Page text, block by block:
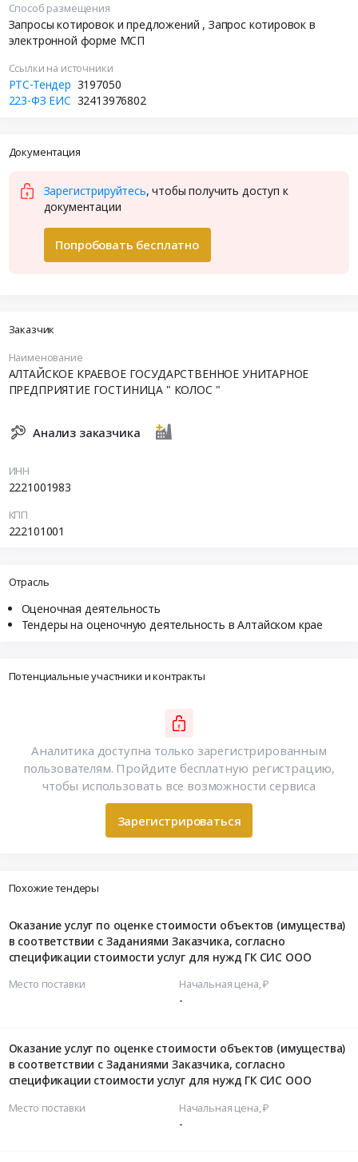
Способ размещения
Запросы котировок и предложений , Запрос котировок в
электронной форме МСП
Ссылки на источники
РТС-Тендер 3197050
223-ФЗ ЕИС 32413976802
Документация
Зарегистрируйтесь, чтобы получить доступ к
документации
Попробовать бесплатно
Заказчик
Наименование
АЛТАЙСКОЕ КРАЕВОЕ ГОСУДАРСТВЕННОЕ УНИТАРНОЕ
ПРЕДПРИЯТИЕ ГОСТИНИЦА " КОЛОС "
Анализ заказчика
ИНН
2221001983
КПП
222101001
Отрасль
Оценочная деятельность
Тендеры на оценочную деятельность в Алтайском крае
Потенциальные участники и контракты
Аналитика доступна только зарегистрированным
пользователям. Пройдите бесплатную регистрацию,
чтобы использовать все возможности сервиса
Зарегистрироваться
Похожие тендеры
Оказание услуг по оценке стоимости объектов (имущества)
в соответствии с Заданиями Заказчика, согласно
спецификации стоимости услуг для нужд ГК СИС ООО
Место поставки Начальная цена, ₽
-
Оказание услуг по оценке стоимости объектов (имущества)
в соответствии с Заданиями Заказчика, согласно
спецификации стоимости услуг для нужд ГК СИС ООО
Место поставки Начальная цена, ₽
-